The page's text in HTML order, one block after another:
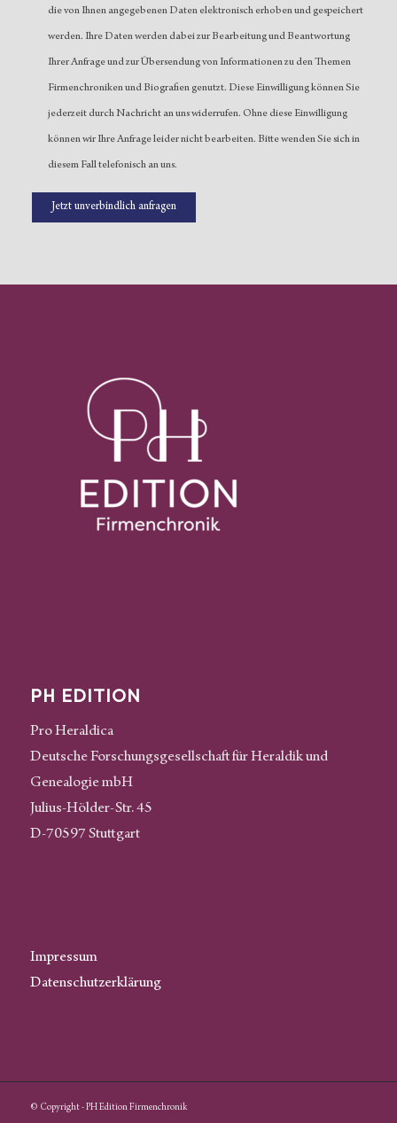
die von Ihnen angegebenen Daten elektronisch erhoben und gespeichert
werden. Ihre Daten werden dabei zur Bearbeitung und Beantwortung
Ihrer Anfrage und zur Übersendung von Informationen zu den Themen
Firmenchroniken und Biografien genutzt. Diese Einwilligung können Sie
jederzeit durch Nachricht an uns widerrufen. Ohne diese Einwilligung
können wir Ihre Anfrage leider nicht bearbeiten. Bitte wenden Sie sich in
diesem Fall telefonisch an uns.
PH EDITION
Pro Heraldica
Deutsche Forschungsgesellschaft für Heraldik und
Genealogie mbH
Julius-Hölder-Str. 45
D-70597 Stuttgart
Impressum
Datenschutzerklärung
© Copyright - PH Edition Firmenchronik